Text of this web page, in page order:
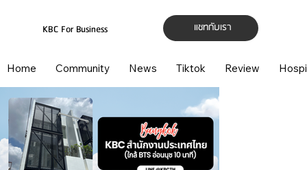
แชทกับเรา
KBC For Business
Home Community News Tiktok Review